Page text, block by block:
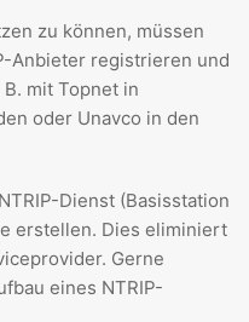
zu können, müssen
Anbieter registrieren und
mit Topnet in
oder Unavco in den
Dienst (Basisstation
erstellen. Dies eliminiert
Gerne
eines NTRIP-